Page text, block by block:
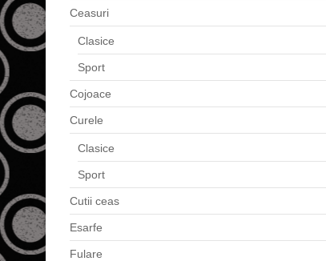
Ceasuri
Clasice
Sport
Cojoace
Curele
Clasice
Sport
Cutii ceas
Esarfe
Fulare